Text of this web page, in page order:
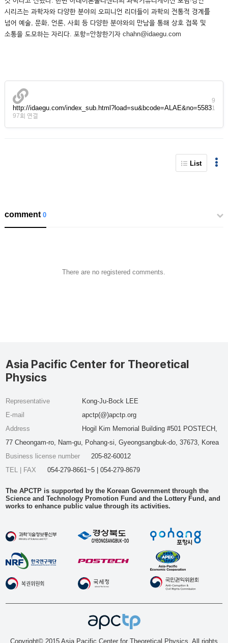
시리즈는 과학자와 다양한 분야의 오피니언 리더들이 과학의 전통적 경계를
넘어 예술, 문화, 언론, 사회 등 다양한 분야와의 만남을 통해 상호 접목 및
소통을 도모하는 자리다. 포항=안창한기자 chahn@idaegu.com
http://idaegu.com/index_sub.html?load=su&bcode=ALAE&no=5583
9
1
97회 연결
List
comment0
There are no registered comments.
Asia Pacific Center for Theoretical
Physics
Representative
Kong-Ju-Bock LEE
E-mail
apctp(@)apctp.org
Address
Hogil Kim Memorial Building #501 POSTECH,
77 Cheongam-ro, Nam-gu, Pohang-si, Gyeongsangbuk-do, 37673, Korea
Business license number
205-82-60012
TEL | FAX
054-279-8661~5 | 054-279-8679
The APCTP is supported by the Korean Government through the
Science and Technology Promotion Fund and the Lottery Fund, and
works to enhance public value through its activities.
Copyright© 2015 Asia Pacific Center for Theoretical Physics. All rights